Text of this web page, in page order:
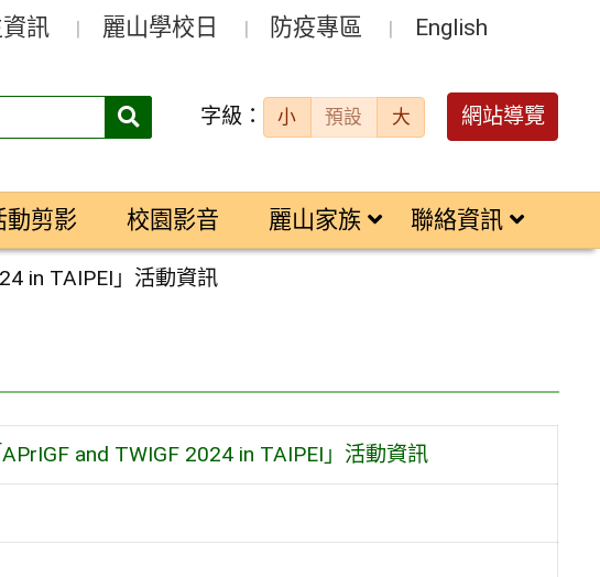
訊 麗山學校日 防疫專區 English
搜
字級： 小 預設 大 網站導覽
動剪影 校園影音 麗山家族 聯絡資訊
in TAIPEI」活動資訊
and TWIGF 2024 in TAIPEI」活動資訊